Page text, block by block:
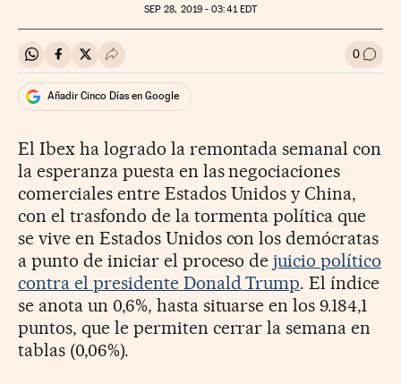
SEP 28, 2019 - 03:41EDT
Compartir en Whatsapp
Compartir en Facebook
Compartir en Twitter
Desplegar Redes Sociales 0 Ir a
Añadir Cinco Días en Google
El Ibex ha logrado la remontada semanal con
la esperanza puesta en las negociaciones
comerciales entre Estados Unidos y China,
con el trasfondo de la tormenta política que
se vive en Estados Unidos con los demócratas
a punto de iniciar el proceso dejuicio político
contra el presidente Donald Trump. El índice
se anota un 0,6%, hasta situarse en los 9.184,1
puntos, que le permiten cerrar la semana en
tablas (0,06%).